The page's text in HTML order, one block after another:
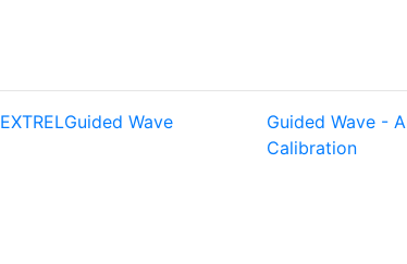
EXTRELGuided Wave Guided Wave -
Calibration